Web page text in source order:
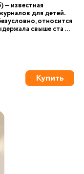
— известная
для детей.
относится
свыше ста ...
Купить